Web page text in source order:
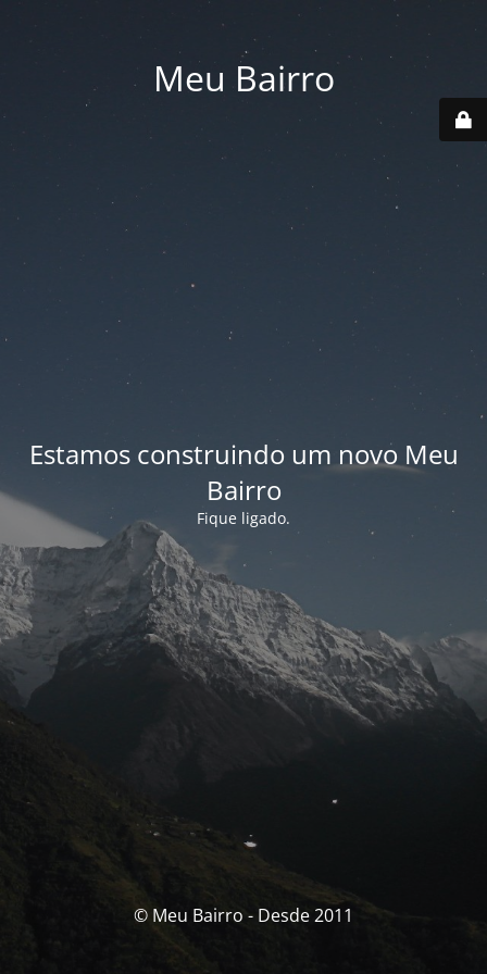
Meu Bairro
Estamos construindo um novo Meu
Bairro
Fique ligado.
© Meu Bairro - Desde 2011